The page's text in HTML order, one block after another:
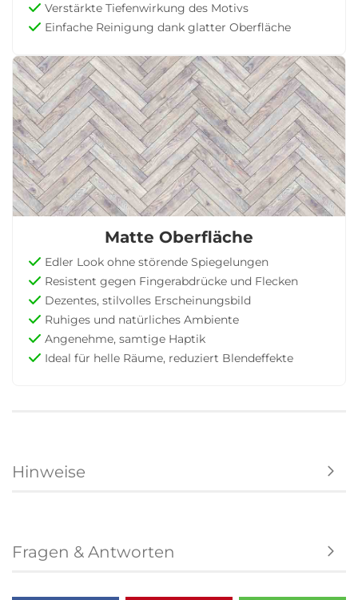
Verstärkte Tiefenwirkung des Motivs
Einfache Reinigung dank glatter Oberfläche
Matte Oberfläche
Edler Look ohne störende Spiegelungen
Resistent gegen Fingerabdrücke und Flecken
Dezentes, stilvolles Erscheinungsbild
Ruhiges und natürliches Ambiente
Angenehme, samtige Haptik
Ideal für helle Räume, reduziert Blendeffekte
Hinweise
Fragen & Antworten